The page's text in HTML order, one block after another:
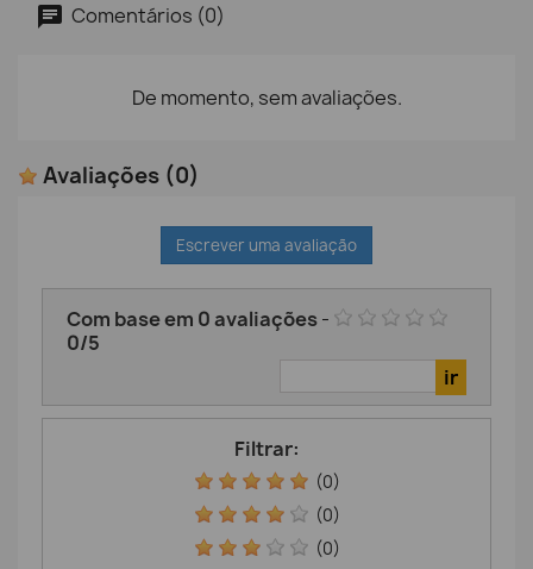
Comentários (0)
De momento, sem avaliações.
Avaliações (0)
Escrever uma avaliação
Com base em 0avaliações-
0/5
Filtrar:
(0)
(0)
(0)